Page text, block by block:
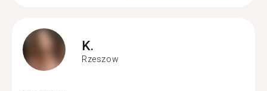
K.
Rzeszow